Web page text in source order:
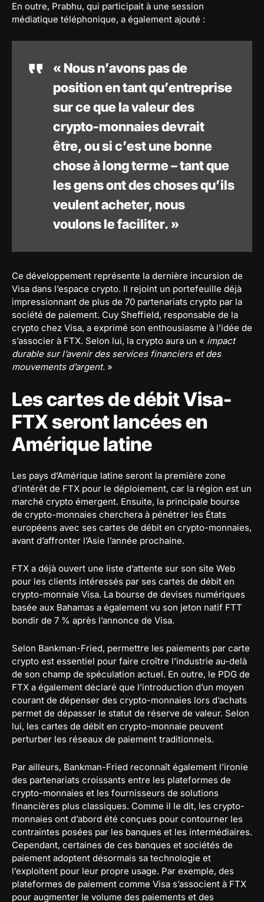
En outre, Prabhu, qui participait à une session
médiatique téléphonique, a également ajouté :
« Nous n’avons pas de
position en tant qu’entreprise
sur ce que la valeur des
crypto-monnaies devrait
être, ou si c’est une bonne
chose à long terme – tant que
les gens ont des choses qu’ils
veulent acheter, nous
voulons le faciliter. »
Ce développement représente la dernière incursion de
Visa dans l’espace crypto. Il rejoint un portefeuille déjà
impressionnant de plus de 70 partenariats crypto par la
société de paiement. Cuy Sheffield, responsable de la
crypto chez Visa, a exprimé son enthousiasme à l’idée de
s’associer à FTX. Selon lui, la crypto aura un « impact
durable sur l’avenir des services financiers et des
mouvements d’argent. »
Les cartes de débit Visa-
FTX seront lancées en
Amérique latine
Les pays d’Amérique latine seront la première zone
d’intérêt de FTX pour le déploiement, car la région est un
marché crypto émergent. Ensuite, la principale bourse
de crypto-monnaies cherchera à pénétrer les États
européens avec ses cartes de débit en crypto-monnaies,
avant d’affronter l’Asie l’année prochaine.
FTX a déjà ouvert une liste d’attente sur son site Web
pour les clients intéressés par ses cartes de débit en
crypto-monnaie Visa. La bourse de devises numériques
basée aux Bahamas a également vu son jeton natif FTT
bondir de 7 % après l’annonce de Visa.
Selon Bankman-Fried, permettre les paiements par carte
crypto est essentiel pour faire croître l’industrie au-delà
de son champ de spéculation actuel. En outre, le PDG de
FTX a également déclaré que l’introduction d’un moyen
courant de dépenser des crypto-monnaies lors d’achats
permet de dépasser le statut de réserve de valeur. Selon
lui, les cartes de débit en crypto-monnaie peuvent
perturber les réseaux de paiement traditionnels.
Par ailleurs, Bankman-Fried reconnaît également l’ironie
des partenariats croissants entre les plateformes de
crypto-monnaies et les fournisseurs de solutions
financières plus classiques. Comme il le dit, les crypto-
monnaies ont d’abord été conçues pour contourner les
contraintes posées par les banques et les intermédiaires.
Cependant, certaines de ces banques et sociétés de
paiement adoptent désormais sa technologie et
l’exploitent pour leur propre usage. Par exemple, des
plateformes de paiement comme Visa s’associent à FTX
pour augmenter le volume des paiements et des